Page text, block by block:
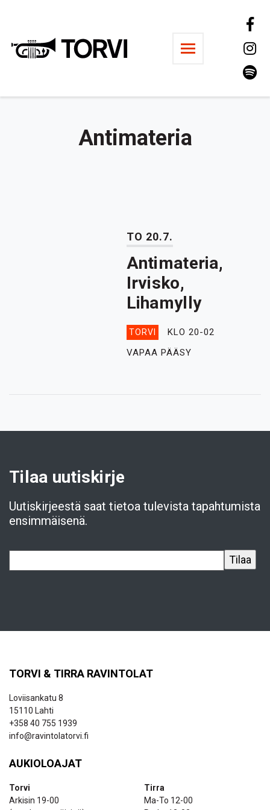
Ravintola Torvi
Antimateria
TO 20.7.
Antimateria,
Irvisko,
Lihamylly
TORVI
KLO 20-02
VAPAA PÄÄSY
Tilaa uutiskirje
Uutiskirjeestä saat tietoa tulevista tapahtumista
ensimmäisenä.
TORVI & TIRRA RAVINTOLAT
Loviisankatu 8
15110 Lahti
+358 40 755 1939
info@ravintolatorvi.fi
AUKIOLOAJAT
Torvi
Arkisin 19-00
Tirra
Ma-To 12-00